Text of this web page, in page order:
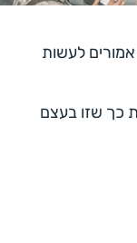
לעשות
כך שזו בעצם